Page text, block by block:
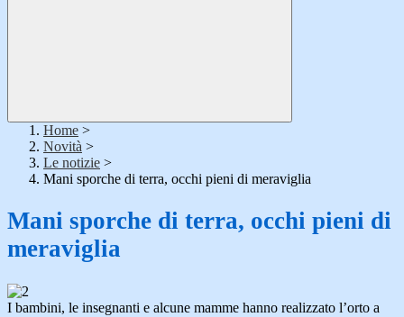
Home >
Novità >
Le notizie >
Mani sporche di terra, occhi pieni di meraviglia
Mani sporche di terra, occhi pieni di
meraviglia
I bambini, le insegnanti e alcune mamme hanno realizzato l’orto a